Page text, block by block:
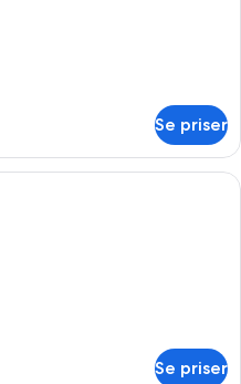
Se priser
Sängtillbehör av högsta kvalitet,
Se priser